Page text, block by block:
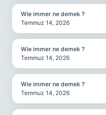
Wie immer ne demek ?
Temmuz 14, 2026
Wie immer ne demek ?
Temmuz 14, 2026
Wie immer ne demek ?
Temmuz 14, 2026